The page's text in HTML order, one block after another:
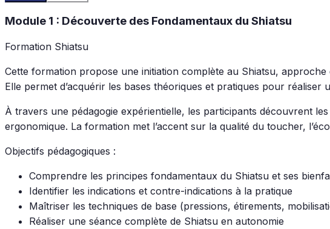
Module 1 : Découverte des Fondamentaux du Shiatsu
Formation Shiatsu
Cette formation propose une initiation complète au Shiatsu,
Elle permet d’acquérir les bases théoriques et pratiques pour
À travers une pédagogie expérientielle, les participants découvrent
ergonomique. La formation met l’accent sur la qualité du toucher,
Objectifs pédagogiques :
Comprendre les principes fondamentaux du Shiatsu et ses
Identifier les indications et contre-indications à la pratique
Maîtriser les techniques de base (pressions, étirements,
Réaliser une séance complète de Shiatsu en autonomie